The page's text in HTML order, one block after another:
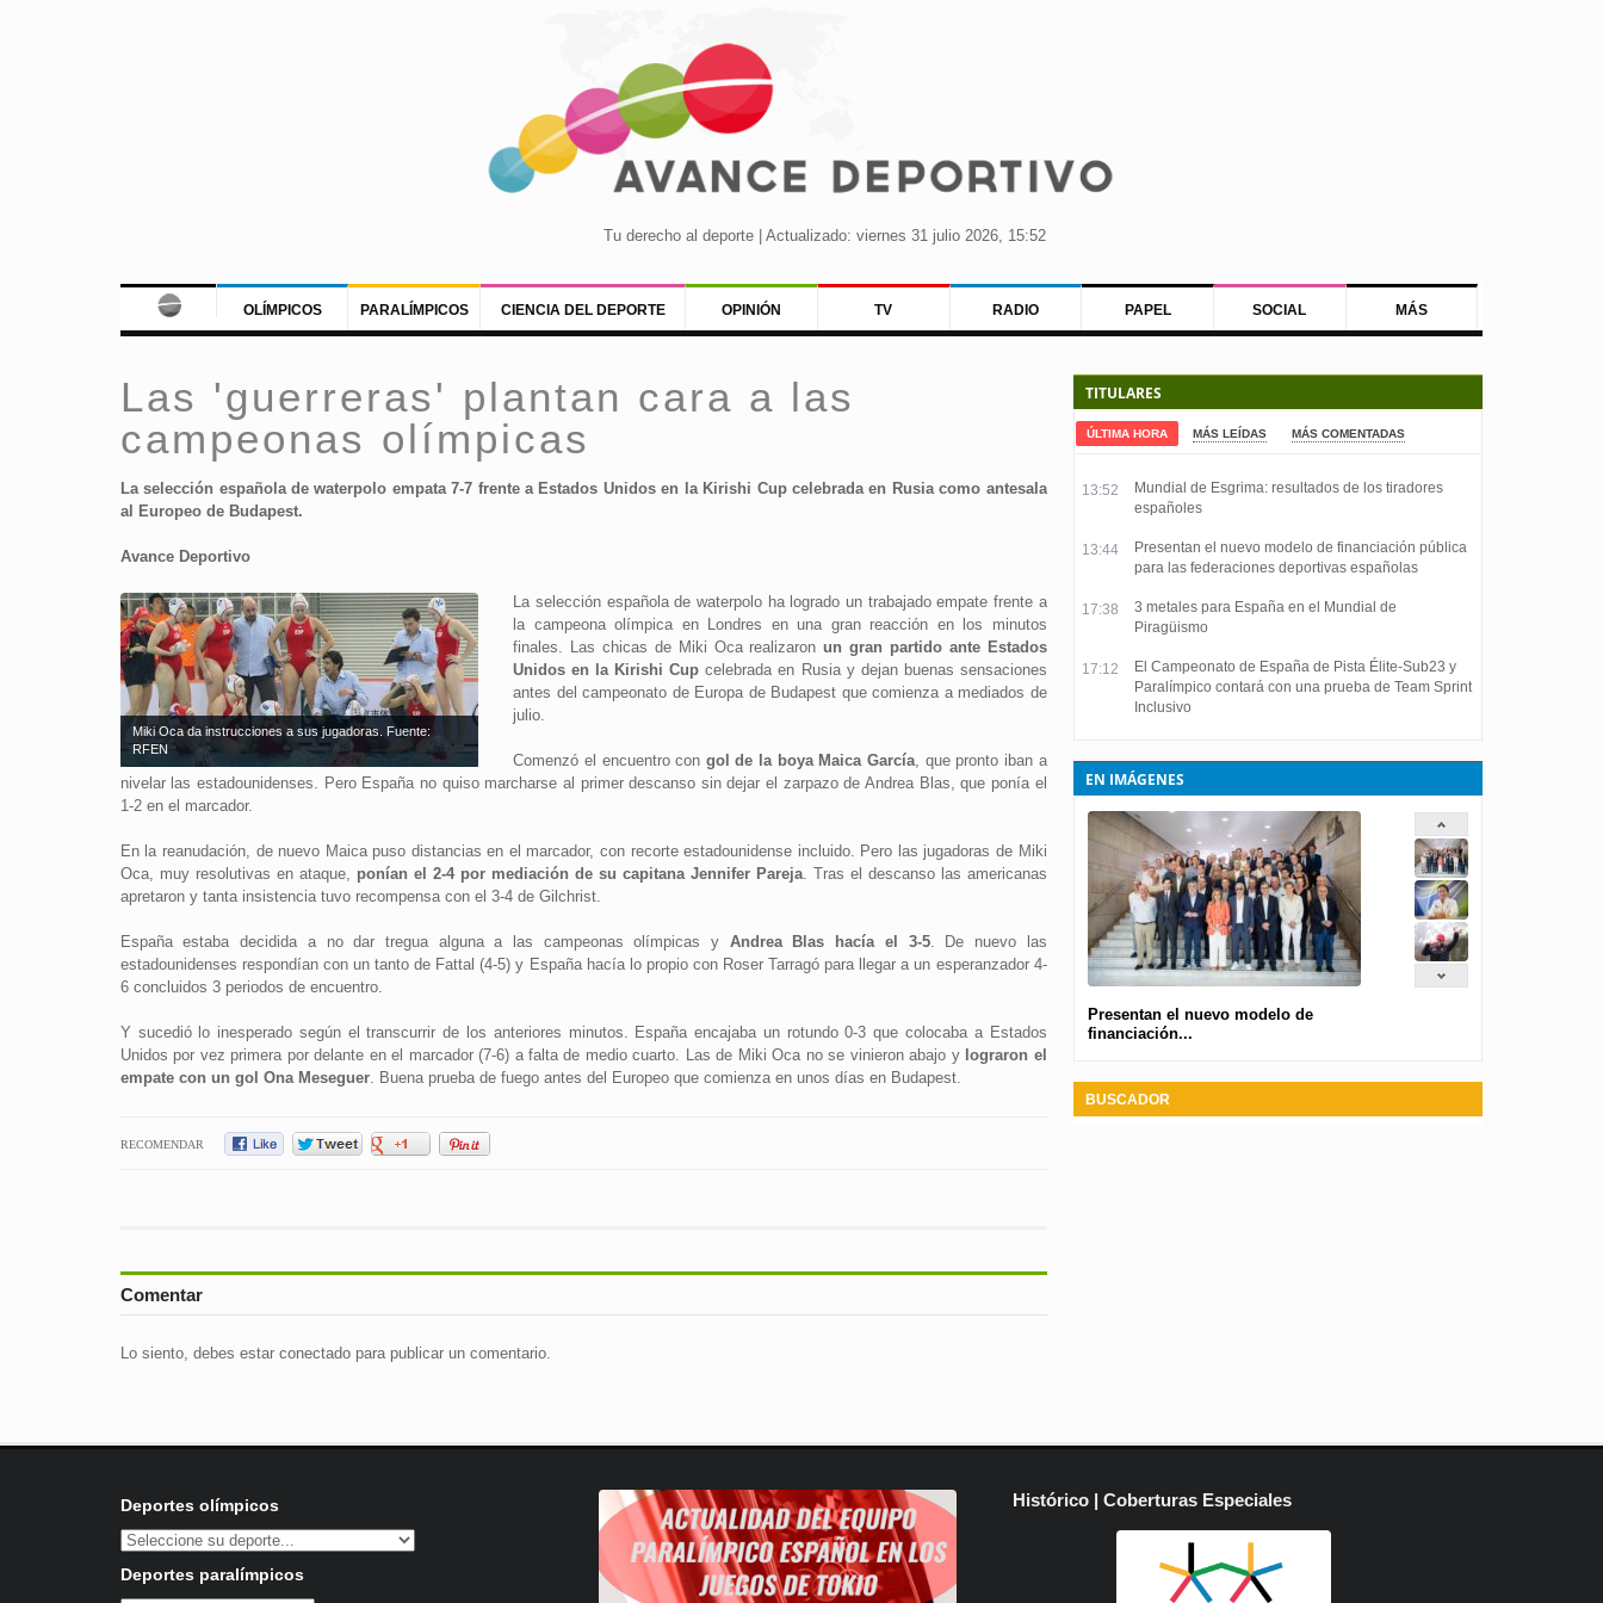
Tu derecho al deporte | Actualizado: viernes 31 julio 2026, 15:52
OLÍMPICOS PARALÍMPICOS CIENCIA DEL DEPORTE OPINIÓN TV RADIO PAPEL SOCIAL MÁS
Las 'guerreras' plantan cara a las
campeonas olímpicas
La selección española de waterpolo empata 7-7 frente a Estados Unidos en la Kirishi Cup celebrada en Rusia como antesala
al Europeo de Budapest.
Avance Deportivo
Miki Oca da instrucciones a sus jugadoras. Fuente:
RFEN
La selección española de waterpolo ha logrado un trabajado empate frente a
la campeona olímpica en Londres en una gran reacción en los minutos
finales. Las chicas de Miki Oca realizaronun gran partido ante Estados
Unidos en la Kirishi Cup celebrada en Rusia y dejan buenas sensaciones
antes del campeonato de Europa de Budapest que comienza a mediados de
julio.
Comenzó el encuentro con gol de la boya Maica García, que pronto iban a
nivelar las estadounidenses. Pero España no quiso marcharse al primer descanso sin dejar el zarpazo de Andrea Blas, que ponía el
1-2 en el marcador.
En la reanudación, de nuevo Maica puso distancias en el marcador, con recorte estadounidense incluido. Pero las jugadoras de Miki
Oca, muy resolutivas en ataque, ponían el 2-4 por mediación de su capitana Jennifer Pareja. Tras el descanso las americanas
apretaron y tanta insistencia tuvo recompensa con el 3-4 de Gilchrist.
España estaba decidida a no dar tregua alguna a las campeonas olímpicas y Andrea Blas hacía el 3-5. De nuevo las
estadounidenses respondían con un tanto de Fattal (4-5) y España hacía lo propio con Roser Tarragó para llegar a un esperanzador 4-
6 concluidos 3 periodos de encuentro.
Y sucedió lo inesperado según el transcurrir de los anteriores minutos. España encajaba un rotundo 0-3 que colocaba a Estados
Unidos por vez primera por delante en el marcador (7-6) a falta de medio cuarto. Las de Miki Oca no se vinieron abajo y lograron el
empate con un gol Ona Meseguer. Buena prueba de fuego antes del Europeo que comienza en unos días en Budapest.
RECOMENDAR
Comentar
Lo siento, debes estar conectadopara publicar un comentario.
TITULARES
ÚLTIMA HORA MÁS LEÍDAS MÁS COMENTADAS
13:52
Mundial de Esgrima: resultados de los tiradores
españoles
13:44
Presentan el nuevo modelo de financiación pública
para las federaciones deportivas españolas
17:38
3 metales para España en el Mundial de
Piragüismo
17:12
El Campeonato de España de Pista Élite-Sub23 y
Paralímpico contará con una prueba de Team Sprint
Inclusivo
EN IMÁGENES
Presentan el nuevo modelo de
financiación...
BUSCADOR
Deportes olímpicos
Deportes paralímpicos
Histórico | Coberturas Especiales